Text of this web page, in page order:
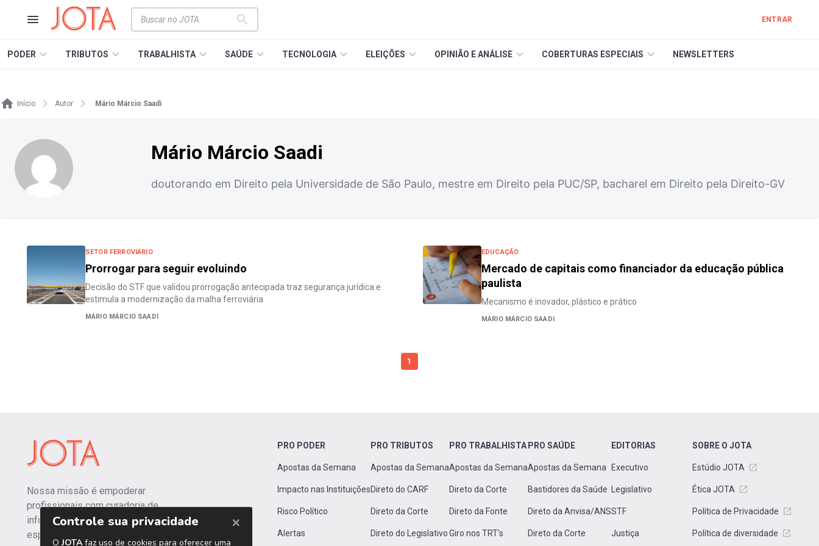
ENTRAR
PODER TRIBUTOS TRABALHISTA SAÚDE TECNOLOGIA ELEIÇÕES OPINIÃO E ANÁLISE COBERTURAS ESPECIAIS NEWSLETTERS
Início Autor Mário Márcio Saadi
Mário Márcio Saadi
doutorando em Direito pela Universidade de São Paulo, mestre em Direito pela PUC/SP, bacharel em Direito pela Direito-GV
SETOR FERROVIÁRIO
Prorrogar para seguir evoluindo
Decisão do STF que validou prorrogação antecipada traz segurança jurídica e
estimula a modernização da malha ferroviária
MÁRIO MÁRCIO SAADI
EDUCAÇÃO
Mercado de capitais como financiador da educação pública
paulista
Mecanismo é inovador, plástico e prático
MÁRIO MÁRCIO SAADI
1
Nossa missão é empoderar
profissionais com curadoria de
informações independentes e
especializadas.
PRO PODER
Apostas da Semana
Impacto nas Instituições
Risco Político
Alertas
PRO TRIBUTOS
Apostas da Semana
Direto do CARF
Direto da Corte
Direto do Legislativo
PRO TRABALHISTA
Apostas da Semana
Direto da Corte
Direto da Fonte
Giro nos TRT's
PRO SAÚDE
Apostas da Semana
Bastidores da Saúde
Direto da Anvisa/ANS
Direto da Corte
EDITORIAS
Executivo
Legislativo
STF
Justiça
SOBRE O JOTA
Estúdio JOTA
Ética JOTA
Política de Privacidade
Política de diversidade